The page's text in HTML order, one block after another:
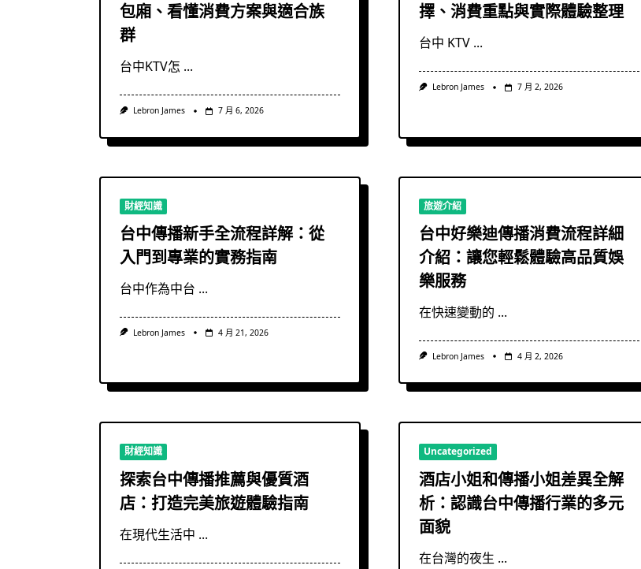
包廂、看懂消費方案與適合族
群
台中KTV怎 ...
Lebron James 7 月 6, 2026
擇、消費重點與實際體驗整理
台中 KTV ...
Lebron James 7 月 2, 2026
財經知識
台中傳播新手全流程詳解：從
入門到專業的實務指南
台中作為中台 ...
Lebron James 4 月 21, 2026
旅遊介紹
台中好樂迪傳播消費流程詳細
介紹：讓您輕鬆體驗高品質娛
樂服務
在快速變動的 ...
Lebron James 4 月 2, 2026
財經知識
探索台中傳播推薦與優質酒
店：打造完美旅遊體驗指南
在現代生活中 ...
Uncategorized
酒店小姐和傳播小姐差異全解
析：認識台中傳播行業的多元
面貌
在台灣的夜生 ...